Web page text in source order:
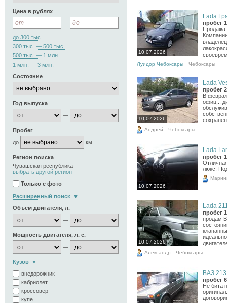
Цена в рублях
—
до 300 тыс.
300 тыс. — 500 тыс.
500 тыс. — 1 млн.
1 млн. — 3 млн.
Состояние
Год выпуска
—
Пробег
до
км.
Регион поиска
Чувашская республика
выбрать другой регион
Только с фото
Расширенный поиск
Объем двигателя, л.
—
Мощность двигателя, л. с.
—
Кузов
внедорожник
кабриолет
кроссовер
купе
10.07.2026
Lada
пробег
Продажа
Луидор Чебоксары Чебоксары
10.07.2026
Lada
пробег
В
офиц...
Андрей Чебоксары
10.07.2026
Lada
пробег
люкс.
10.07.2026
Lada
пробег
продам
Александр Чебоксары
ВАЗ
пробег
Не бита